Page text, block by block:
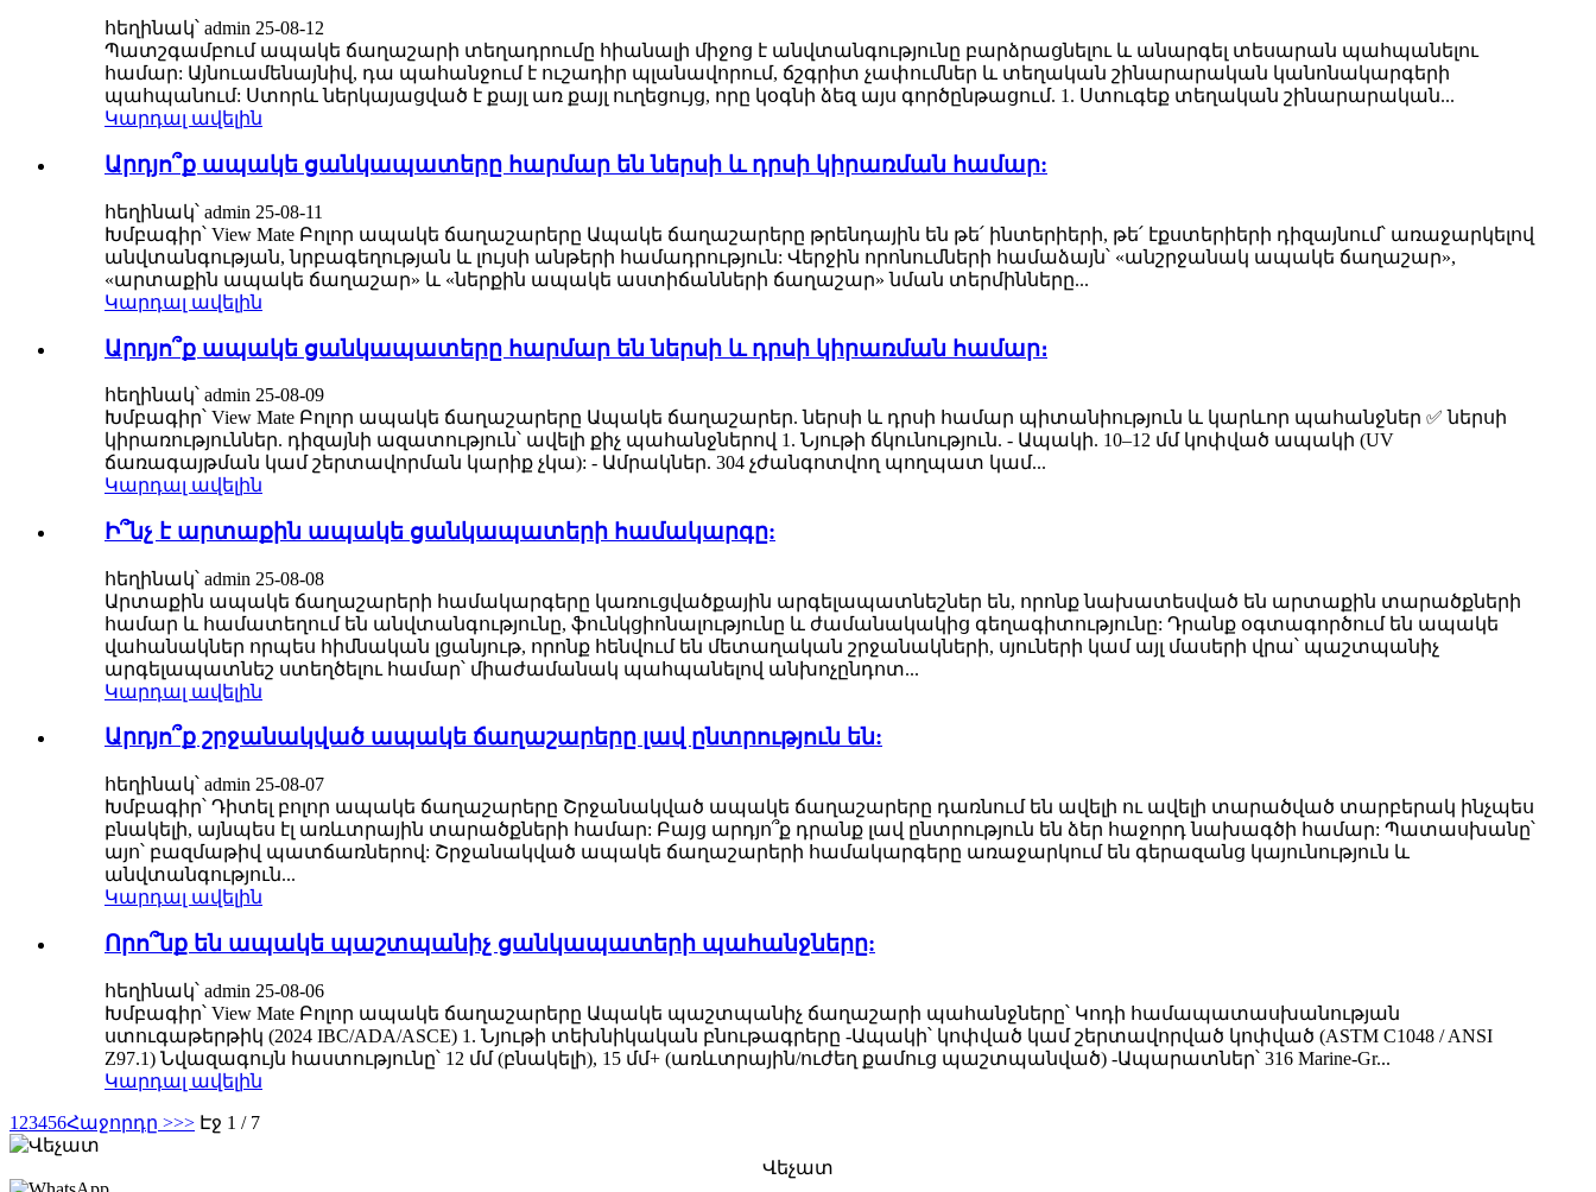
հեղինակ՝ admin 25-08-12
Պատշգամբում ապակե ճաղաշարի տեղադրումը հիանալի միջոց է անվտանգությունը բարձրացնելու և անարգել տեսարան պահպանելու
համար: Այնուամենայնիվ, դա պահանջում է ուշադիր պլանավորում, ճշգրիտ չափումներ և տեղական շինարարական կանոնակարգերի
պահպանում: Ստորև ներկայացված է քայլ առ քայլ ուղեցույց, որը կօգնի ձեզ այս գործընթացում. 1. Ստուգեք տեղական շինարարական...
Կարդալ ավելին
Արդյո՞ք ապակե ցանկապատերը հարմար են ներսի և դրսի կիրառման համար:
հեղինակ՝ admin 25-08-11
Խմբագիր՝ View Mate Բոլոր ապակե ճաղաշարերը Ապակե ճաղաշարերը թրենդային են թե՛ ինտերիերի, թե՛ էքստերիերի դիզայնում՝ առաջարկելով
անվտանգության, նրբագեղության և լույսի անթերի համադրություն: Վերջին որոնումների համաձայն՝ «անշրջանակ ապակե ճաղաշար»,
«արտաքին ապակե ճաղաշար» և «ներքին ապակե աստիճանների ճաղաշար» նման տերմինները...
Կարդալ ավելին
Արդյո՞ք ապակե ցանկապատերը հարմար են ներսի և դրսի կիրառման համար։
հեղինակ՝ admin 25-08-09
Խմբագիր՝ View Mate Բոլոր ապակե ճաղաշարերը Ապակե ճաղաշարեր. ներսի և դրսի համար պիտանիություն և կարևոր պահանջներ ✅ ներսի
կիրառություններ. դիզայնի ազատություն՝ ավելի քիչ պահանջներով 1. Նյութի ճկունություն. - Ապակի. 10–12 մմ կոփված ապակի (UV
ճառագայթման կամ շերտավորման կարիք չկա): - Ամրակներ. 304 չժանգոտվող պողպատ կամ...
Կարդալ ավելին
Ի՞նչ է արտաքին ապակե ցանկապատերի համակարգը:
հեղինակ՝ admin 25-08-08
Արտաքին ապակե ճաղաշարերի համակարգերը կառուցվածքային արգելապատնեշներ են, որոնք նախատեսված են արտաքին տարածքների
համար և համատեղում են անվտանգությունը, ֆունկցիոնալությունը և ժամանակակից գեղագիտությունը: Դրանք օգտագործում են ապակե
վահանակներ որպես հիմնական լցանյութ, որոնք հենվում են մետաղական շրջանակների, սյուների կամ այլ մասերի վրա՝ պաշտպանիչ
արգելապատնեշ ստեղծելու համար՝ միաժամանակ պահպանելով անխոչընդոտ...
Կարդալ ավելին
Արդյո՞ք շրջանակված ապակե ճաղաշարերը լավ ընտրություն են:
հեղինակ՝ admin 25-08-07
Խմբագիր՝ Դիտել բոլոր ապակե ճաղաշարերը Շրջանակված ապակե ճաղաշարերը դառնում են ավելի ու ավելի տարածված տարբերակ ինչպես
բնակելի, այնպես էլ առևտրային տարածքների համար: Բայց արդյո՞ք դրանք լավ ընտրություն են ձեր հաջորդ նախագծի համար: Պատասխանը՝
այո՝ բազմաթիվ պատճառներով: Շրջանակված ապակե ճաղաշարերի համակարգերը առաջարկում են գերազանց կայունություն և
անվտանգություն...
Կարդալ ավելին
Որո՞նք են ապակե պաշտպանիչ ցանկապատերի պահանջները:
հեղինակ՝ admin 25-08-06
Խմբագիր՝ View Mate Բոլոր ապակե ճաղաշարերը Ապակե պաշտպանիչ ճաղաշարի պահանջները՝ Կոդի համապատասխանության
ստուգաթերթիկ (2024 IBC/ADA/ASCE) 1. Նյութի տեխնիկական բնութագրերը -Ապակի՝ կոփված կամ շերտավորված կոփված (ASTM C1048 / ANSI
Z97.1) Նվազագույն հաստությունը՝ 12 մմ (բնակելի), 15 մմ+ (առևտրային/ուժեղ քամուց պաշտպանված) -Ապարատներ՝ 316 Marine-Gr...
Կարդալ ավելին
1 23456Հաջորդը >>> Էջ 1 / 7
Վեչատ